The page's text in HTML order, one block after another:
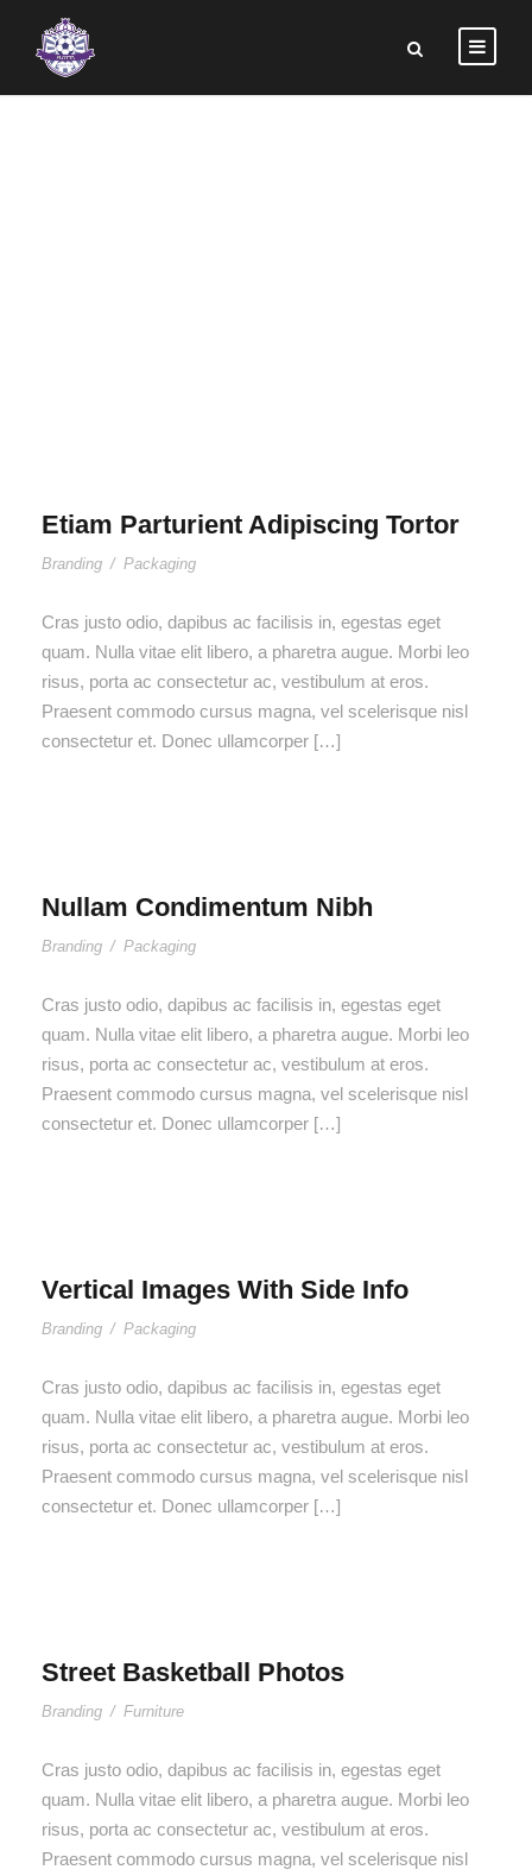
Etiam Parturient Adipiscing Tortor
Branding / Packaging
Cras justo odio, dapibus ac facilisis in, egestas eget
quam. Nulla vitae elit libero, a pharetra augue. Morbi leo
risus, porta ac consectetur ac, vestibulum at eros.
Praesent commodo cursus magna, vel scelerisque nisl
consectetur et. Donec ullamcorper […]
Nullam Condimentum Nibh
Branding / Packaging
Cras justo odio, dapibus ac facilisis in, egestas eget
quam. Nulla vitae elit libero, a pharetra augue. Morbi leo
risus, porta ac consectetur ac, vestibulum at eros.
Praesent commodo cursus magna, vel scelerisque nisl
consectetur et. Donec ullamcorper […]
Vertical Images With Side Info
Branding / Packaging
Cras justo odio, dapibus ac facilisis in, egestas eget
quam. Nulla vitae elit libero, a pharetra augue. Morbi leo
risus, porta ac consectetur ac, vestibulum at eros.
Praesent commodo cursus magna, vel scelerisque nisl
consectetur et. Donec ullamcorper […]
Street Basketball Photos
Branding / Furniture
Cras justo odio, dapibus ac facilisis in, egestas eget
quam. Nulla vitae elit libero, a pharetra augue. Morbi leo
risus, porta ac consectetur ac, vestibulum at eros.
Praesent commodo cursus magna, vel scelerisque nisl